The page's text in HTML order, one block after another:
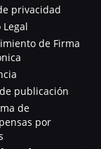
privacidad
de Firma
publicación
de
por